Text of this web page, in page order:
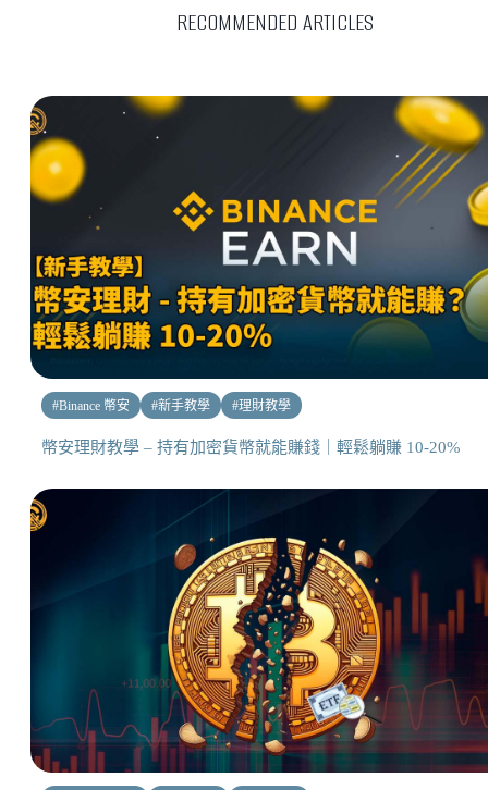
RECOMMENDED ARTICLES
#Binance 幣安 #新手教學 #理財教學
幣安理財教學 – 持有加密貨幣就能賺錢｜輕鬆躺賺 10-20%